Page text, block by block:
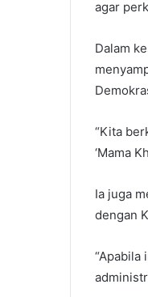
agar
Dalam
“Kita
‘Mama
Ia juga
dengan
“Apabila